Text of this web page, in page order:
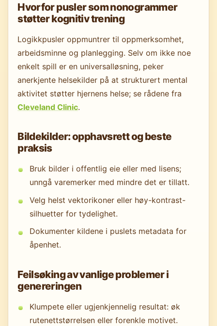
Hvorfor pusler som nonogrammer
støtter kognitiv trening
Logikkpusler oppmuntrer til oppmerksomhet,
arbeidsminne og planlegging. Selv om ikke noe
enkelt spill er en universalløsning, peker
anerkjente helsekilder på at strukturert mental
aktivitet støtter hjernens helse; se rådene fra
Cleveland Clinic.
Bildekilder: opphavsrett og beste
praksis
Bruk bilder i offentlig eie eller med lisens;
unngå varemerker med mindre det er tillatt.
Velg helst vektorikoner eller høy-kontrast-
silhuetter for tydelighet.
Dokumenter kildene i puslets metadata for
åpenhet.
Feilsøking av vanlige problemer i
genereringen
Klumpete eller ugjenkjennelig resultat: øk
rutenettstørrelsen eller forenkle motivet.